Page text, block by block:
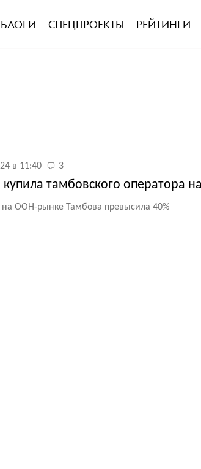
БЛОГИ СПЕЦПРОЕКТЫ РЕЙТИНГИ
в 11:40 3
купила тамбовского
ООН-рынке Тамбова превысила 40%